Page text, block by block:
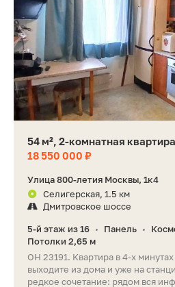
54 м², 2-комнатная квартира
18 550 000 ₽
Улица 800-летия Москвы, 1к4
Селигерская, 1.5 км
Дмитровское шоссе
5-й этаж из 16 • Панель •
Потолки 2,65 м
ОН 23191. Квартира в 4-х
выходите из дома и уже на
редкое сочетание: рядом вся